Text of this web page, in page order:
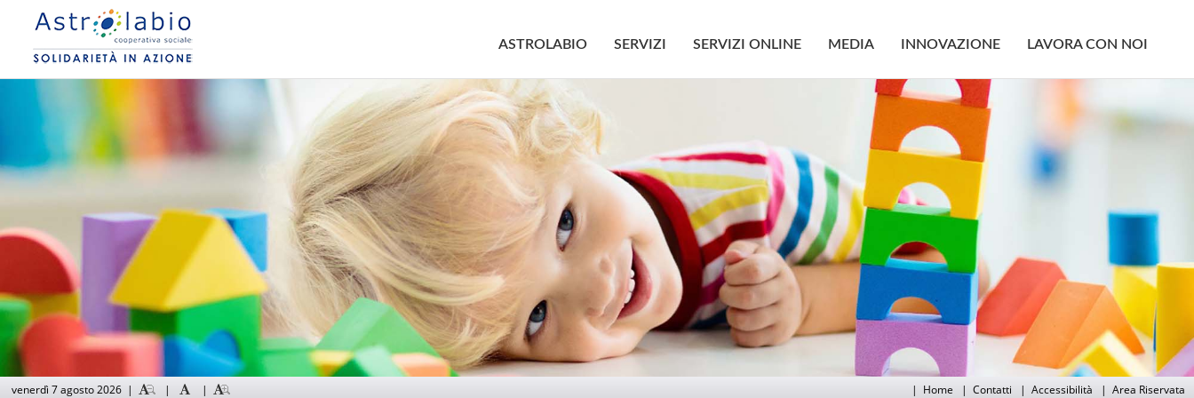
ASTROLABIO SERVIZI SERVIZI ONLINE MEDIA INNOVAZIONE LAVORA CON NOI
venerdì 7 agosto 2026 | | | | Home | Contatti | Accessibilità | Area Riservata